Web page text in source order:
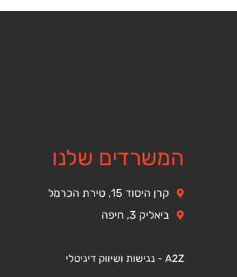
המשרדים שלנו
קרן היסוד 15, טירת הכרמל
ביאליק 3, חיפה
A2Z - נגישות ושיווק דיגיטלי